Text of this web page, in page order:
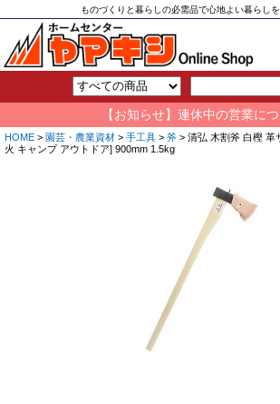
ものづくりと暮らしの必需品で心地よい暮らしを
【お知らせ】連休中の営業に
HOME > 園芸・農業資材 > 手工具 > 斧 > 清弘 木割斧 白樫 革
火 キャンプ アウトドア] 900mm 1.5kg